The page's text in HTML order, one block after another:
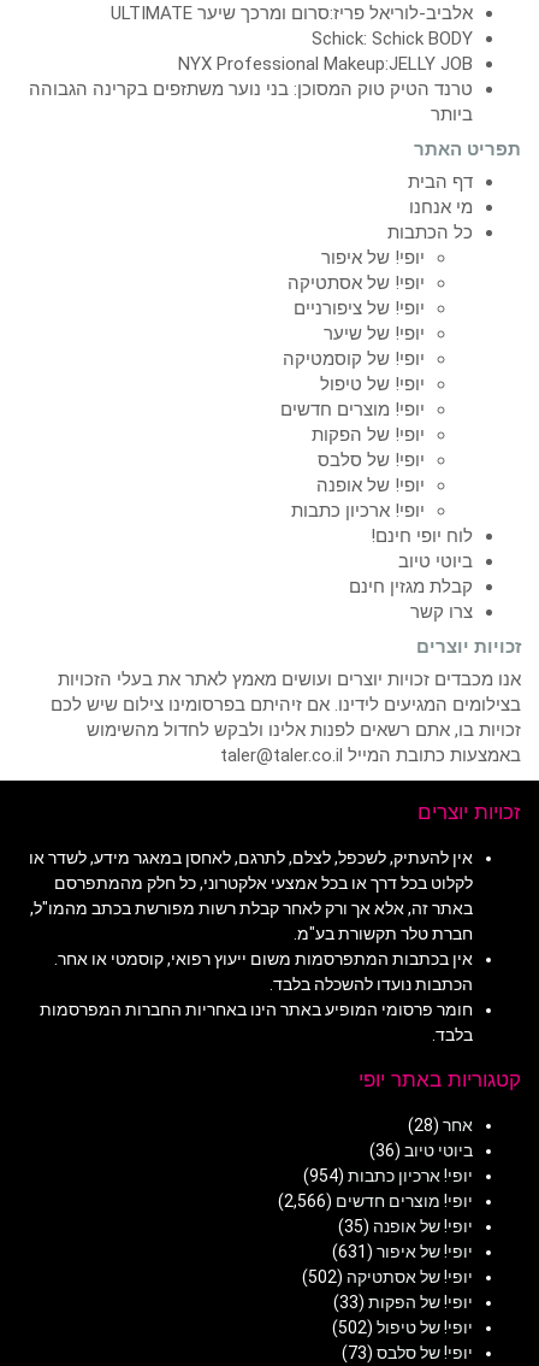
אלביב-לוריאל פריז:סרום ומרכך שיער ULTIMATE
Schick: Schick BODY
NYX Professional Makeup:JELLY JOB
טרנד הטיק טוק המסוכן: בני נוער משתזפים בקרינה הגבוהה
ביותר
תפריט האתר
דף הבית
מי אנחנו
כל הכתבות
יופי! של איפור
יופי! של אסתטיקה
יופי! של ציפורניים
יופי! של שיער
יופי! של קוסמטיקה
יופי! של טיפול
יופי! מוצרים חדשים
יופי! של הפקות
יופי! של סלבס
יופי! של אופנה
יופי! ארכיון כתבות
לוח יופי חינם!
ביוטי טיוב
קבלת מגזין חינם
צרו קשר
זכויות יוצרים
אנו מכבדים זכויות יוצרים ועושים מאמץ לאתר את בעלי הזכויות
בצילומים המגיעים לידינו. אם זיהיתם בפרסומינו צילום שיש לכם
זכויות בו, אתם רשאים לפנות אלינו ולבקש לחדול מהשימוש
באמצעות כתובת המייל taler@taler.co.il
זכויות יוצרים
אין להעתיק, לשכפל, לצלם, לתרגם, לאחסן במאגר מידע, לשדר או
לקלוט בכל דרך או בכל אמצעי אלקטרוני, כל חלק מהמתפרסם
באתר זה, אלא אך ורק לאחר קבלת רשות מפורשת בכתב מהמו"ל,
חברת טלר תקשורת בע"מ.
אין בכתבות המתפרסמות משום ייעוץ רפואי, קוסמטי או אחר.
הכתבות נועדו להשכלה בלבד.
חומר פרסומי המופיע באתר הינו באחריות החברות המפרסמות
בלבד.
קטגוריות באתר יופי
אחר (28)
ביוטי טיוב (36)
יופי! ארכיון כתבות (954)
יופי! מוצרים חדשים (2,566)
יופי! של אופנה (35)
יופי! של איפור (631)
יופי! של אסתטיקה (502)
יופי! של הפקות (33)
יופי! של טיפול (502)
יופי! של סלבס (73)